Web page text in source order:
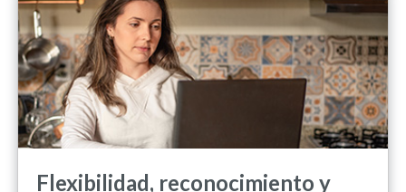
Flexibilidad, reconocimiento y